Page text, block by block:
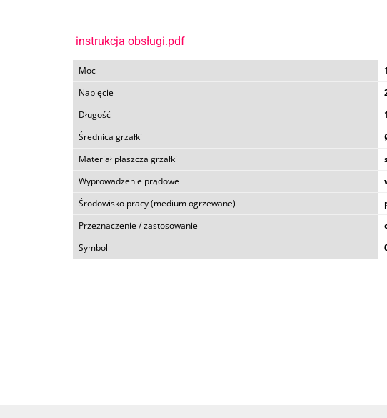
instrukcja obsługi.pdf
Moc
Napięcie
Długość
Średnica grzałki
Materiał płaszcza grzałki
Wyprowadzenie prądowe
Środowisko pracy (medium ogrzewane)
Przeznaczenie / zastosowanie
Symbol